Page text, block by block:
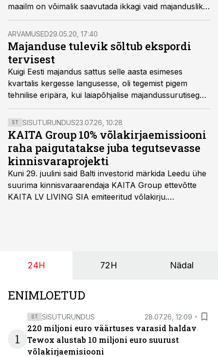
maailm on võimalik saavutada ikkagi vaid majanduslikul
teel, kirjutab SEB majandusanalüütik Mihkel Nestor.
ARVAMUSED29.05.20, 17:40
Majanduse tulevik sõltub ekspordi
tervisest
Kuigi Eesti majandus sattus selle aasta esimeses
kvartalis kergesse langusesse, oli tegemist pigem
tehnilise eripära, kui laiapõhjalise majandussurutisega.
Oluliselt süngemaid numbreid võib oodata järgnevatel
kvartalitel. Kui keeruliseks olukord meie jaoks kujuneb,
sõltub ennekõike eksportivate ettevõtete käekäigust,
kirjutab SEB majandusanalüütik Mihkel Nestor.
ST SISUTURUNDUS23.07.26, 10:28
KAITA Group 10% võlakirjaemissiooni
raha paigutatakse juba tegutsevasse
kinnisvaraprojekti
Kuni 29. juulini said Balti investorid märkida Leedu ühe
suurima kinnisvaraarendaja KAITA Group ettevõtte
KAITA LV LIVING SIA emiteeritud võlakirju.
24H 72H Nädal
ENIMLOETUD
1
ST SISUTURUNDUS 28.07.26, 12:09
220 miljoni euro väärtuses varasid haldav
Tewox alustab 10 miljoni euro suurust
võlakirjaemisiooni